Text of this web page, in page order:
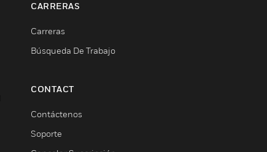
CARRERAS
Carreras
Búsqueda De Trabajo
CONTACT
Contáctenos
Soporte